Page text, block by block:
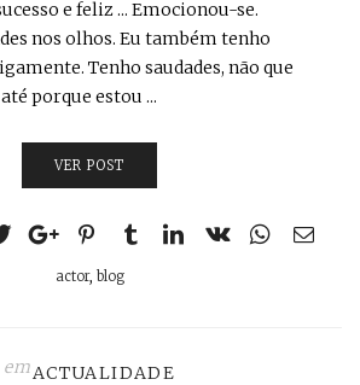
e feliz ... Emocionou-se.
nos olhos. Eu também tenho
Tenho saudades, não que
porque estou ...
VER POST
actor, blog
emACTUALIDADE